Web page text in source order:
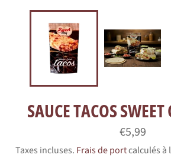
SAUCE TACOS
Prix
régulier
€5,99
Taxes incluses. Frais de portcalculés à